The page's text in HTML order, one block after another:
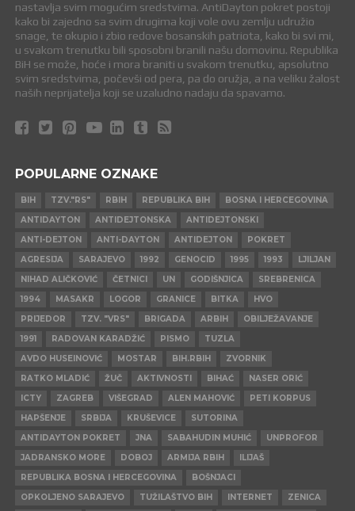
nastavlja svim mogućim sredstvima. AntiDayton pokret postoji
kako bi zajedno sa svim drugima koji vole ovu zemlju udružio
snage, te okupio i zbio redove bosanskih patriota, kako bi svi mi,
u svakom trenutku bili sposobni branili našu domovinu. Republika
BiH se može, hoće i mora braniti u svakom trenutku, apsolutno
svim sredstvima, počevši od pera, pa do oružja, a na veliku žalost
naših neprijatelja koji se uzaludno nadaju da spavamo.
POPULARNE OZNAKE
BIH TZV."RS" RBIH REPUBLIKA BIH
BOSNA I HERCEGOVINA
ANTIDAYTON
ANTIDEJTONSKA
ANTIDEJTONSKI
ANTI-DEJTON
ANTI-DAYTON ANTIDEJTON
POKRET
AGRESIJA
SARAJEVO 1992 GENOCID 1995 1993
LJILJAN
NIHAD ALIČKOVIĆ
ČETNICI UN GODIŠNJICA
SREBRENICA
1994
MASAKR LOGOR GRANICE BITKA
HVO
PRIJEDOR
TZV. "VRS" BRIGADA ARBIH
OBILJEŽAVANJE
1991
RADOVAN KARADŽIĆ PISMO
TUZLA
AVDO HUSEINOVIĆ
MOSTAR BIH.RBIH
ZVORNIK
RATKO MLADIĆ
ŽUČ AKTIVNOSTI BIHAĆ
NASER ORIĆ
ICTY
ZAGREB VIŠEGRAD ALEN MAHOVIĆ
PETI KORPUS
HAPŠENJE
SRBIJA KRUŠEVICE
SUTORINA
ANTIDAYTON POKRET
JNA SABAHUDIN MUHIĆ
UNPROFOR
JADRANSKO MORE
DOBOJ ARMIJA RBIH
ILIJAŠ
REPUBLIKA BOSNA I HERCEGOVINA
BOŠNJACI
OPKOLJENO SARAJEVO
TUŽILAŠTVO BIH INTERNET
ZENICA